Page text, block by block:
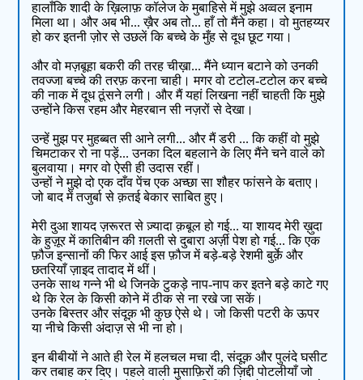
हालाँकि शादी के ख़िलाफ़ कॉलेज के मुबाहिसे में मुझे अव्वल इनाम
मिला था। और अब भी... ख़ैर अब तो... हाँ तो मैंने कहा। वो मुतहय्यर
हो कर इतनी ज़ोर से उछलें कि बच्चे के मुँह से दूध छूट गया।
और वो मज़बूहा बकरी की तरह चीख़ा... मैंने ध्यान बटाने को उनकी
तवज्जा बच्चे की तरफ़ करना चाही। मगर वो टटोल-टटोल कर बच्चे
की नाक में दूध ठूंसने लगी। और मैं यहां लिखना नहीं चाहती कि मुझे
उन्होंने किस रहम और मेहरबान सी नज़रों से देखा।
उन्हें मुझ पर मुहब्बत सी आने लगी... और मैं डरी ... कि कहीं वो मुझे
चिमटाकर रो ना पड़ें... उनका दिल बहलाने के लिए मैंने चने वाले को
बुलवाया। मगर वो ऐसी ही उदास रहीं।
उन्हों ने मुझे दो एक दाँव पेंच एक अच्छा सा शौहर फांसने के बताए।
जो बाद में तजुर्बा से क़तई बेकार साबित हुए।
मेरी दुआ शायद ज़रूरत से ज़्यादा क़बूल हो गई... या शायद मेरी ख़ुदा
के हुज़ूर में कातिबीन की ग़लती से दुबारा अर्ज़ी पेश हो गई... कि एक
फ़ौज इन्सानों की फिर आई इस फ़ौज में बड़े-बड़े रेशमी बुर्क़े और
छतरियाँ ज़ाइद तादाद में थीं।
उनके साथ गन्ने भी थे जिनके टुकड़े नाप-नाप कर इतने बड़े काटे गए
थे कि रेल के किसी कोने में ठीक से ना रखे जा सकें।
उनके बिस्तर और संदूक़ भी कुछ ऐसे थे। जो किसी पटरी के ऊपर
या नीचे किसी अंदाज़ से भी ना हो।
इन बीबीयों ने आते ही रेल में हलचल मचा दी, संदूक़ और पुलंदे घसीट
कर तबाह कर दिए। पहले वाली मुसाफ़िरों की ज़िद्दी पोटलीयाँ जो